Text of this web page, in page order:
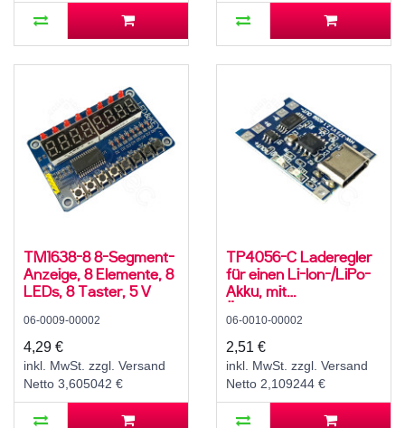
TM1638-8 8-Segment-
Anzeige, 8 Elemente, 8
LEDs, 8 Taster, 5 V
06-0009-00002
4,29 €
inkl. MwSt. zzgl. Versand
Netto 3,605042 €
TP4056-C Laderegler
für einen Li-Ion-/LiPo-
Akku, mit
Überladeschutz und
Tiefentladeschutz,
USB-C, 5 V, 1 A
06-0010-00002
2,51 €
inkl. MwSt. zzgl. Versand
Netto 2,109244 €